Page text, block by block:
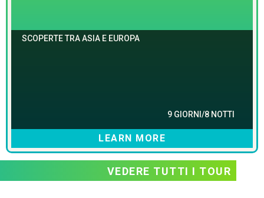
SCOPERTE TRA ASIA E EUROPA
9 GIORNI/8 NOTTI
LEARN MORE
VEDERE TUTTI I TOUR